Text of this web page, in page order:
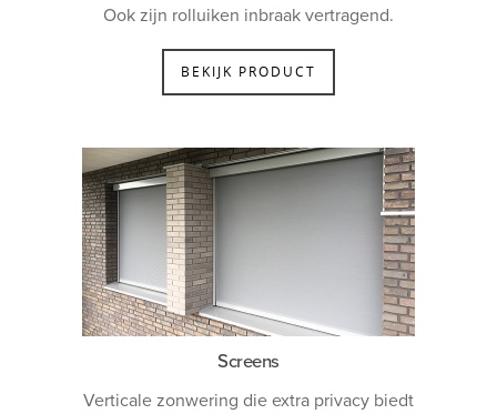
Ook zijn rolluiken inbraak vertragend.
BEKIJK PRODUCT
Screens
Verticale zonwering die extra privacy biedt